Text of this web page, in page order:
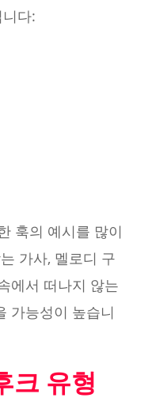
다:
훅의 예시를 많이
가사, 멜로디 구
에서 떠나지 않는
가능성이 높습니
크 유형